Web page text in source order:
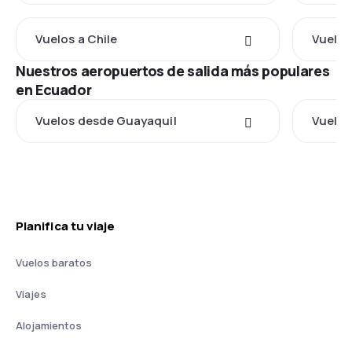
Vuelos a Chile
Nuestros aeropuertos de salida más populares
en Ecuador
Vuelos desde Guayaquil
Planifica tu viaje
Vuelos baratos
Viajes
Alojamientos